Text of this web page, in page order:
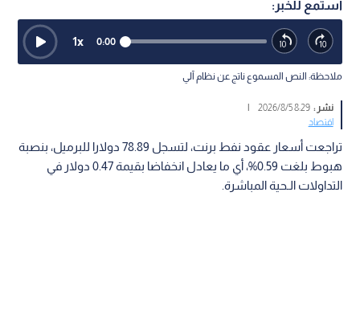
استمع للخبر:
0:00
1x
ملاحظة: النص المسموع ناتج عن نظام آلي
نشر :8:29 2026/8/5
|
اقتصاد
تراجعت أسعار عقود نفط برنت، لتسجل 78.89 دولارا للبرميل، بنصبة
هبوط بلغت 0.59%، أي ما يعادل انخفاضا بقيمة 0.47 دولار في
التداولات الـحية المباشرة.